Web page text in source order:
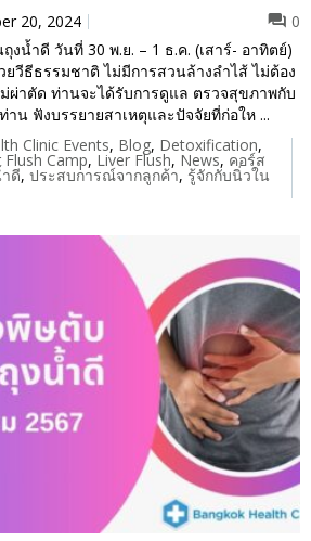
20, 2024
0
งน้ำดี วันที่ 30 พ.ย. – 1 ธ.ค. (เสาร์- อาทิตย์)
วีธีธรรมชาติ ไม่มีการสวนล้างลำไส้ ไม่ต้อง
ผ่าตัด ท่านจะได้รับการดูแล ตรวจสุขภาพกับ
น ฟังบรรยายสาเหตุและปัจจัยที่ก่อให ...
Clinic Events, Blog, Detoxification,
Flush Camp, Liver Flush, News, คอร์ส
ดี, ประสบการณ์จากลูกค้า, รู้จักกับนิ่วใน